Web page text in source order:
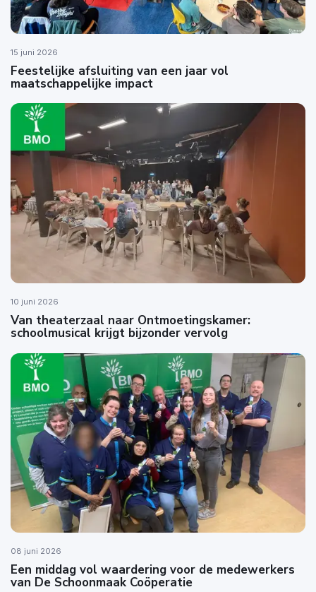
15 juni 2026
Feestelijke afsluiting van een jaar vol
maatschappelijke impact
10 juni 2026
Van theaterzaal naar Ontmoetingskamer:
schoolmusical krijgt bijzonder vervolg
08 juni 2026
Een middag vol waardering voor de medewerkers
van De Schoonmaak Coöperatie